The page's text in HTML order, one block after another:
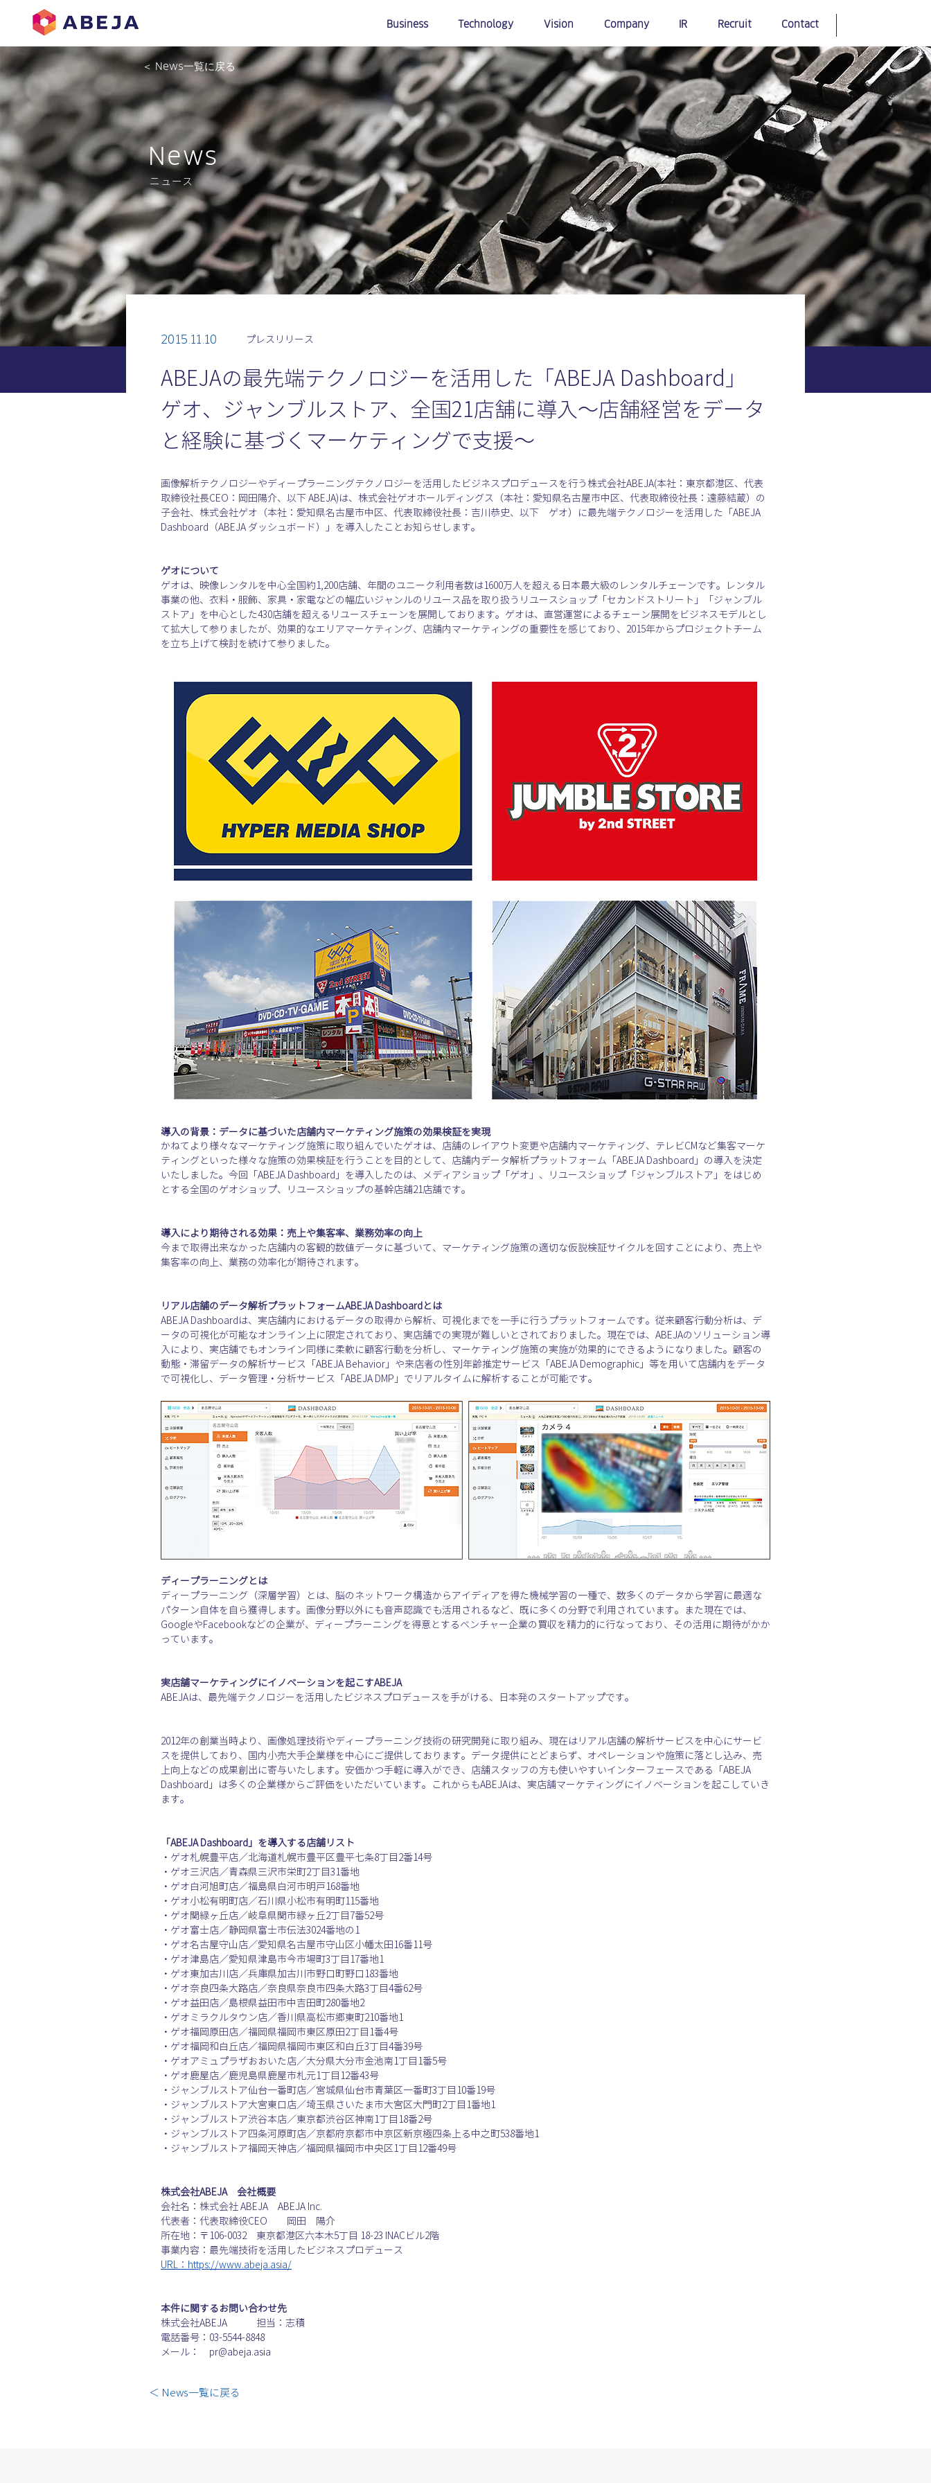
Business Technology Vision Company IR Recruit Contact
＜ News一覧に戻る
News
ニュース
2015.11.10 プレスリリース
ABEJAの最先端テクノロジーを活用した「ABEJA Dashboard」
ゲオ、ジャンブルストア、全国21店舗に導入〜店舗経営をデータ
と経験に基づくマーケティングで支援〜
画像解析テクノロジーやディープラーニングテクノロジーを活用したビジネスプロデュースを行う株式会社ABEJA(本社：東京都港区、代表
取締役社長CEO：岡田陽介、以下 ABEJA)は、株式会社ゲオホールディングス（本社：愛知県名古屋市中区、代表取締役社長：遠藤結蔵）の
子会社、株式会社ゲオ（本社：愛知県名古屋市中区、代表取締役社長：吉川恭史、以下　ゲオ）に最先端テクノロジーを活用した「ABEJA
Dashboard（ABEJA ダッシュボード）」を導入したことお知らせします。
ゲオについて
ゲオは、映像レンタルを中心全国約1,200店舗、年間のユニーク利用者数は1600万人を超える日本最大級のレンタルチェーンです。レンタル
事業の他、衣料・服飾、家具・家電などの幅広いジャンルのリユース品を取り扱うリユースショップ「セカンドストリート」「ジャンブル
ストア」を中心とした430店舗を超えるリユースチェーンを展開しております。ゲオは、直営運営によるチェーン展開をビジネスモデルとし
て拡大して参りましたが、効果的なエリアマーケティング、店舗内マーケティングの重要性を感じており、2015年からプロジェクトチーム
を立ち上げて検討を続けて参りました。
導入の背景：データに基づいた店舗内マーケティング施策の効果検証を実現
かねてより様々なマーケティング施策に取り組んでいたゲオは、店舗のレイアウト変更や店舗内マーケティング、テレビCMなど集客マーケ
ティングといった様々な施策の効果検証を行うことを目的として、店舗内データ解析プラットフォーム「ABEJA Dashboard」の導入を決定
いたしました。今回「ABEJA Dashboard」を導入したのは、メディアショップ「ゲオ」、リユースショップ「ジャンブルストア」をはじめ
とする全国のゲオショップ、リユースショップの基幹店舗21店舗です。
導入により期待される効果：売上や集客率、業務効率の向上
今まで取得出来なかった店舗内の客観的数値データに基づいて、マーケティング施策の適切な仮説検証サイクルを回すことにより、売上や
集客率の向上、業務の効率化が期待されます。
リアル店舗のデータ解析プラットフォームABEJA Dashboardとは
ABEJA Dashboardは、実店舗内におけるデータの取得から解析、可視化までを一手に行うプラットフォームです。従来顧客行動分析は、デ
ータの可視化が可能なオンライン上に限定されており、実店舗での実現が難しいとされておりました。現在では、ABEJAのソリューション導
入により、実店舗でもオンライン同様に柔軟に顧客行動を分析し、マーケティング施策の実施が効果的にできるようになりました。顧客の
動態・滞留データの解析サービス「ABEJA Behavior」や来店者の性別年齢推定サービス「ABEJA Demographic」等を用いて店舗内をデータ
で可視化し、データ管理・分析サービス「ABEJA DMP」でリアルタイムに解析することが可能です。
ディープラーニングとは
ディープラーニング（深層学習）とは、脳のネットワーク構造からアイディアを得た機械学習の一種で、数多くのデータから学習に最適な
パターン自体を自ら獲得します。画像分野以外にも音声認識でも活用されるなど、既に多くの分野で利用されています。また現在では、
GoogleやFacebookなどの企業が、ディープラーニングを得意とするベンチャー企業の買収を精力的に行なっており、その活用に期待がかか
っています。
実店舗マーケティングにイノベーションを起こすABEJA
ABEJAは、最先端テクノロジーを活用したビジネスプロデュースを手がける、日本発のスタートアップです。
2012年の創業当時より、画像処理技術やディープラーニング技術の研究開発に取り組み、現在はリアル店舗の解析サービスを中心にサービ
スを提供しており、国内小売大手企業様を中心にご提供しております。データ提供にとどまらず、オペレーションや施策に落とし込み、売
上向上などの成果創出に寄与いたします。安価かつ手軽に導入ができ、店舗スタッフの方も使いやすいインターフェースである「ABEJA
Dashboard」は多くの企業様からご評価をいただいています。これからもABEJAは、実店舗マーケティングにイノベーションを起こしていき
ます。
「ABEJA Dashboard」を導入する店舗リスト
・ゲオ札幌豊平店／北海道札幌市豊平区豊平七条8丁目2番14号
・ゲオ三沢店／青森県三沢市栄町2丁目31番地
・ゲオ白河旭町店／福島県白河市明戸168番地
・ゲオ小松有明町店／石川県小松市有明町115番地
・ゲオ関緑ヶ丘店／岐阜県関市緑ヶ丘2丁目7番52号
・ゲオ富士店／静岡県富士市伝法3024番地の1
・ゲオ名古屋守山店／愛知県名古屋市守山区小幡太田16番11号
・ゲオ津島店／愛知県津島市今市場町3丁目17番地1
・ゲオ東加古川店／兵庫県加古川市野口町野口183番地
・ゲオ奈良四条大路店／奈良県奈良市四条大路3丁目4番62号
・ゲオ益田店／島根県益田市中吉田町280番地2
・ゲオミラクルタウン店／香川県高松市郷東町210番地1
・ゲオ福岡原田店／福岡県福岡市東区原田2丁目1番4号
・ゲオ福岡和白丘店／福岡県福岡市東区和白丘3丁目4番39号
・ゲオアミュプラザおおいた店／大分県大分市金池南1丁目1番5号
・ゲオ鹿屋店／鹿児島県鹿屋市札元1丁目12番43号
・ジャンブルストア仙台一番町店／宮城県仙台市青葉区一番町3丁目10番19号
・ジャンブルストア大宮東口店／埼玉県さいたま市大宮区大門町2丁目1番地1
・ジャンブルストア渋谷本店／東京都渋谷区神南1丁目18番2号
・ジャンブルストア四条河原町店／京都府京都市中京区新京極四条上る中之町538番地1
・ジャンブルストア福岡天神店／福岡県福岡市中央区1丁目12番49号
株式会社ABEJA　会社概要
会社名：株式会社 ABEJA　ABEJA Inc.
代表者：代表取締役CEO　　岡田　陽介
所在地：〒106-0032　東京都港区六本木5丁目 18-23 INACビル2階
事業内容：最先端技術を活用したビジネスプロデュース
URL：https://www.abeja.asia/
本件に関するお問い合わせ先
株式会社ABEJA　　　担当：志積
電話番号：03-5544-8848
メール：　pr@abeja.asia
＜ News一覧に戻る